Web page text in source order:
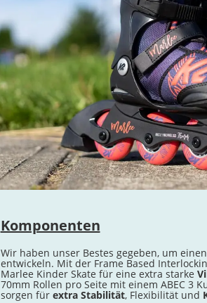
Komponenten
Wir haben unser Bestes gegeben, um einen
entwickeln. Mit der Frame Based
Marlee Kinder Skate für eine extra starke
70mm Rollen pro Seite mit einem ABEC 3
sorgen für extra Stabilität, Flexibilität und